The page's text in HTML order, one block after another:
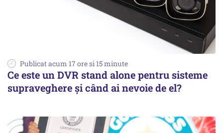
Publicat acum 17 ore si 15 minute
Ce este un DVR stand alone pentru sisteme
supraveghere și când ai nevoie de el?